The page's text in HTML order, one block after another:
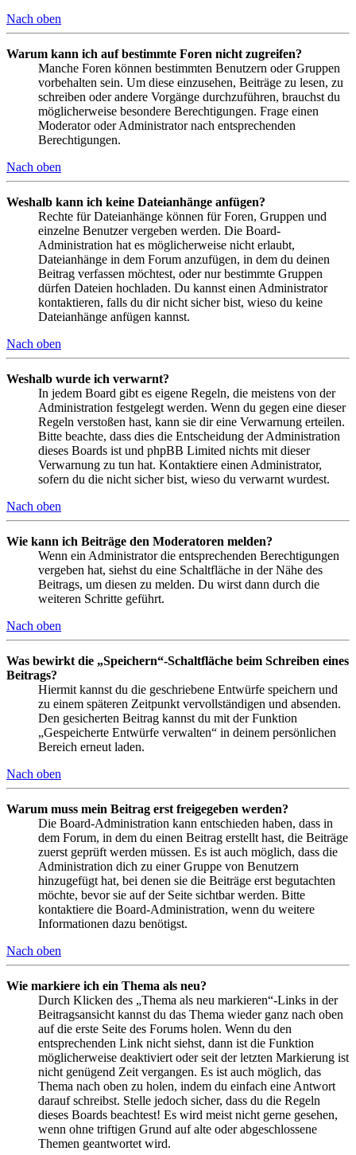
Nach oben
Warum kann ich auf bestimmte Foren nicht zugreifen?
Manche Foren können bestimmten Benutzern oder Gruppen
vorbehalten sein. Um diese einzusehen, Beiträge zu lesen, zu
schreiben oder andere Vorgänge durchzuführen, brauchst du
möglicherweise besondere Berechtigungen. Frage einen
Moderator oder Administrator nach entsprechenden
Berechtigungen.
Nach oben
Weshalb kann ich keine Dateianhänge anfügen?
Rechte für Dateianhänge können für Foren, Gruppen und
einzelne Benutzer vergeben werden. Die Board-
Administration hat es möglicherweise nicht erlaubt,
Dateianhänge in dem Forum anzufügen, in dem du deinen
Beitrag verfassen möchtest, oder nur bestimmte Gruppen
dürfen Dateien hochladen. Du kannst einen Administrator
kontaktieren, falls du dir nicht sicher bist, wieso du keine
Dateianhänge anfügen kannst.
Nach oben
Weshalb wurde ich verwarnt?
In jedem Board gibt es eigene Regeln, die meistens von der
Administration festgelegt werden. Wenn du gegen eine dieser
Regeln verstoßen hast, kann sie dir eine Verwarnung erteilen.
Bitte beachte, dass dies die Entscheidung der Administration
dieses Boards ist und phpBB Limited nichts mit dieser
Verwarnung zu tun hat. Kontaktiere einen Administrator,
sofern du die nicht sicher bist, wieso du verwarnt wurdest.
Nach oben
Wie kann ich Beiträge den Moderatoren melden?
Wenn ein Administrator die entsprechenden Berechtigungen
vergeben hat, siehst du eine Schaltfläche in der Nähe des
Beitrags, um diesen zu melden. Du wirst dann durch die
weiteren Schritte geführt.
Nach oben
Was bewirkt die „Speichern“-Schaltfläche beim Schreiben eines
Beitrags?
Hiermit kannst du die geschriebene Entwürfe speichern und
zu einem späteren Zeitpunkt vervollständigen und absenden.
Den gesicherten Beitrag kannst du mit der Funktion
„Gespeicherte Entwürfe verwalten“ in deinem persönlichen
Bereich erneut laden.
Nach oben
Warum muss mein Beitrag erst freigegeben werden?
Die Board-Administration kann entschieden haben, dass in
dem Forum, in dem du einen Beitrag erstellt hast, die Beiträge
zuerst geprüft werden müssen. Es ist auch möglich, dass die
Administration dich zu einer Gruppe von Benutzern
hinzugefügt hat, bei denen sie die Beiträge erst begutachten
möchte, bevor sie auf der Seite sichtbar werden. Bitte
kontaktiere die Board-Administration, wenn du weitere
Informationen dazu benötigst.
Nach oben
Wie markiere ich ein Thema als neu?
Durch Klicken des „Thema als neu markieren“-Links in der
Beitragsansicht kannst du das Thema wieder ganz nach oben
auf die erste Seite des Forums holen. Wenn du den
entsprechenden Link nicht siehst, dann ist die Funktion
möglicherweise deaktiviert oder seit der letzten Markierung ist
nicht genügend Zeit vergangen. Es ist auch möglich, das
Thema nach oben zu holen, indem du einfach eine Antwort
darauf schreibst. Stelle jedoch sicher, dass du die Regeln
dieses Boards beachtest! Es wird meist nicht gerne gesehen,
wenn ohne triftigen Grund auf alte oder abgeschlossene
Themen geantwortet wird.